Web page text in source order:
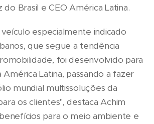
Brasil e CEO América Latina.
especialmente indicado
que segue a tendência
foi desenvolvido para
América Latina, passando a fazer
mundial multissoluções da
os clientes", destaca Achim
para o meio ambiente e